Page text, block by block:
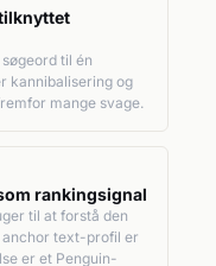
til én
kannibalisering og
mange svage.
rankingsignal
til at forstå den
anchor text-profil er
er et Penguin-